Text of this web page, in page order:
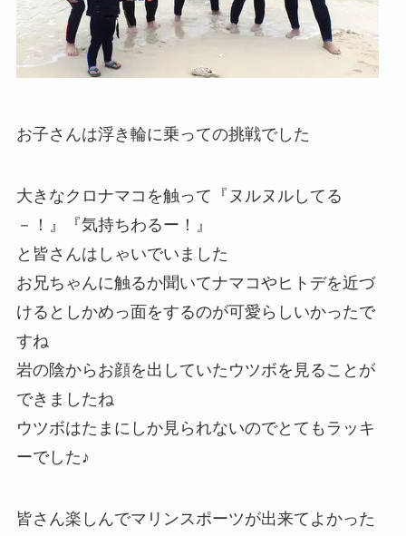
お子さんは浮き輪に乗っての挑戦でした
大きなクロナマコを触って『ヌルヌルしてる
－！』『気持ちわるー！』
と皆さんはしゃいでいました
お兄ちゃんに触るか聞いてナマコやヒトデを近づ
けるとしかめっ面をするのが可愛らしいかったで
すね
岩の陰からお顔を出していたウツボを見ることが
できましたね
ウツボはたまにしか見られないのでとてもラッキ
ーでした♪
皆さん楽しんでマリンスポーツが出来てよかった